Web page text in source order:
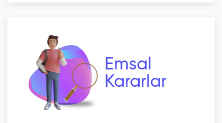
Emsal
Kararlar